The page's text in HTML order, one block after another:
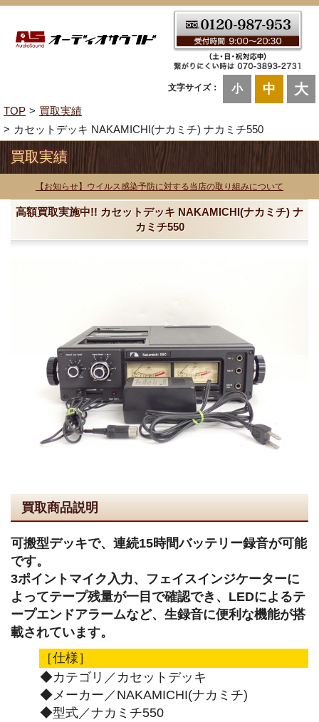
文字サイズ： 小 中 大
TOP
買取実績
カセットデッキ NAKAMICHI(ナカミチ) ナカミチ550
買取実績
【お知らせ】ウイルス感染予防に対する当店の取り組みについて
高額買取実施中!! カセットデッキ NAKAMICHI(ナカミチ) ナ
カミチ550
買取商品説明
可搬型デッキで、連続15時間バッテリー録音が可能
です。
3ポイントマイク入力、フェイスインジケーターに
よってテープ残量が一目で確認でき、LEDによるテ
ープエンドアラームなど、生録音に便利な機能が搭
載されています。
［仕様］
◆カテゴリ／カセットデッキ
◆メーカー／NAKAMICHI(ナカミチ)
◆型式／ナカミチ550